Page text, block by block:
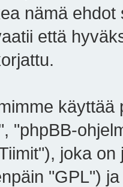
nämä
että
"phpBB-
joka on
"GPL")